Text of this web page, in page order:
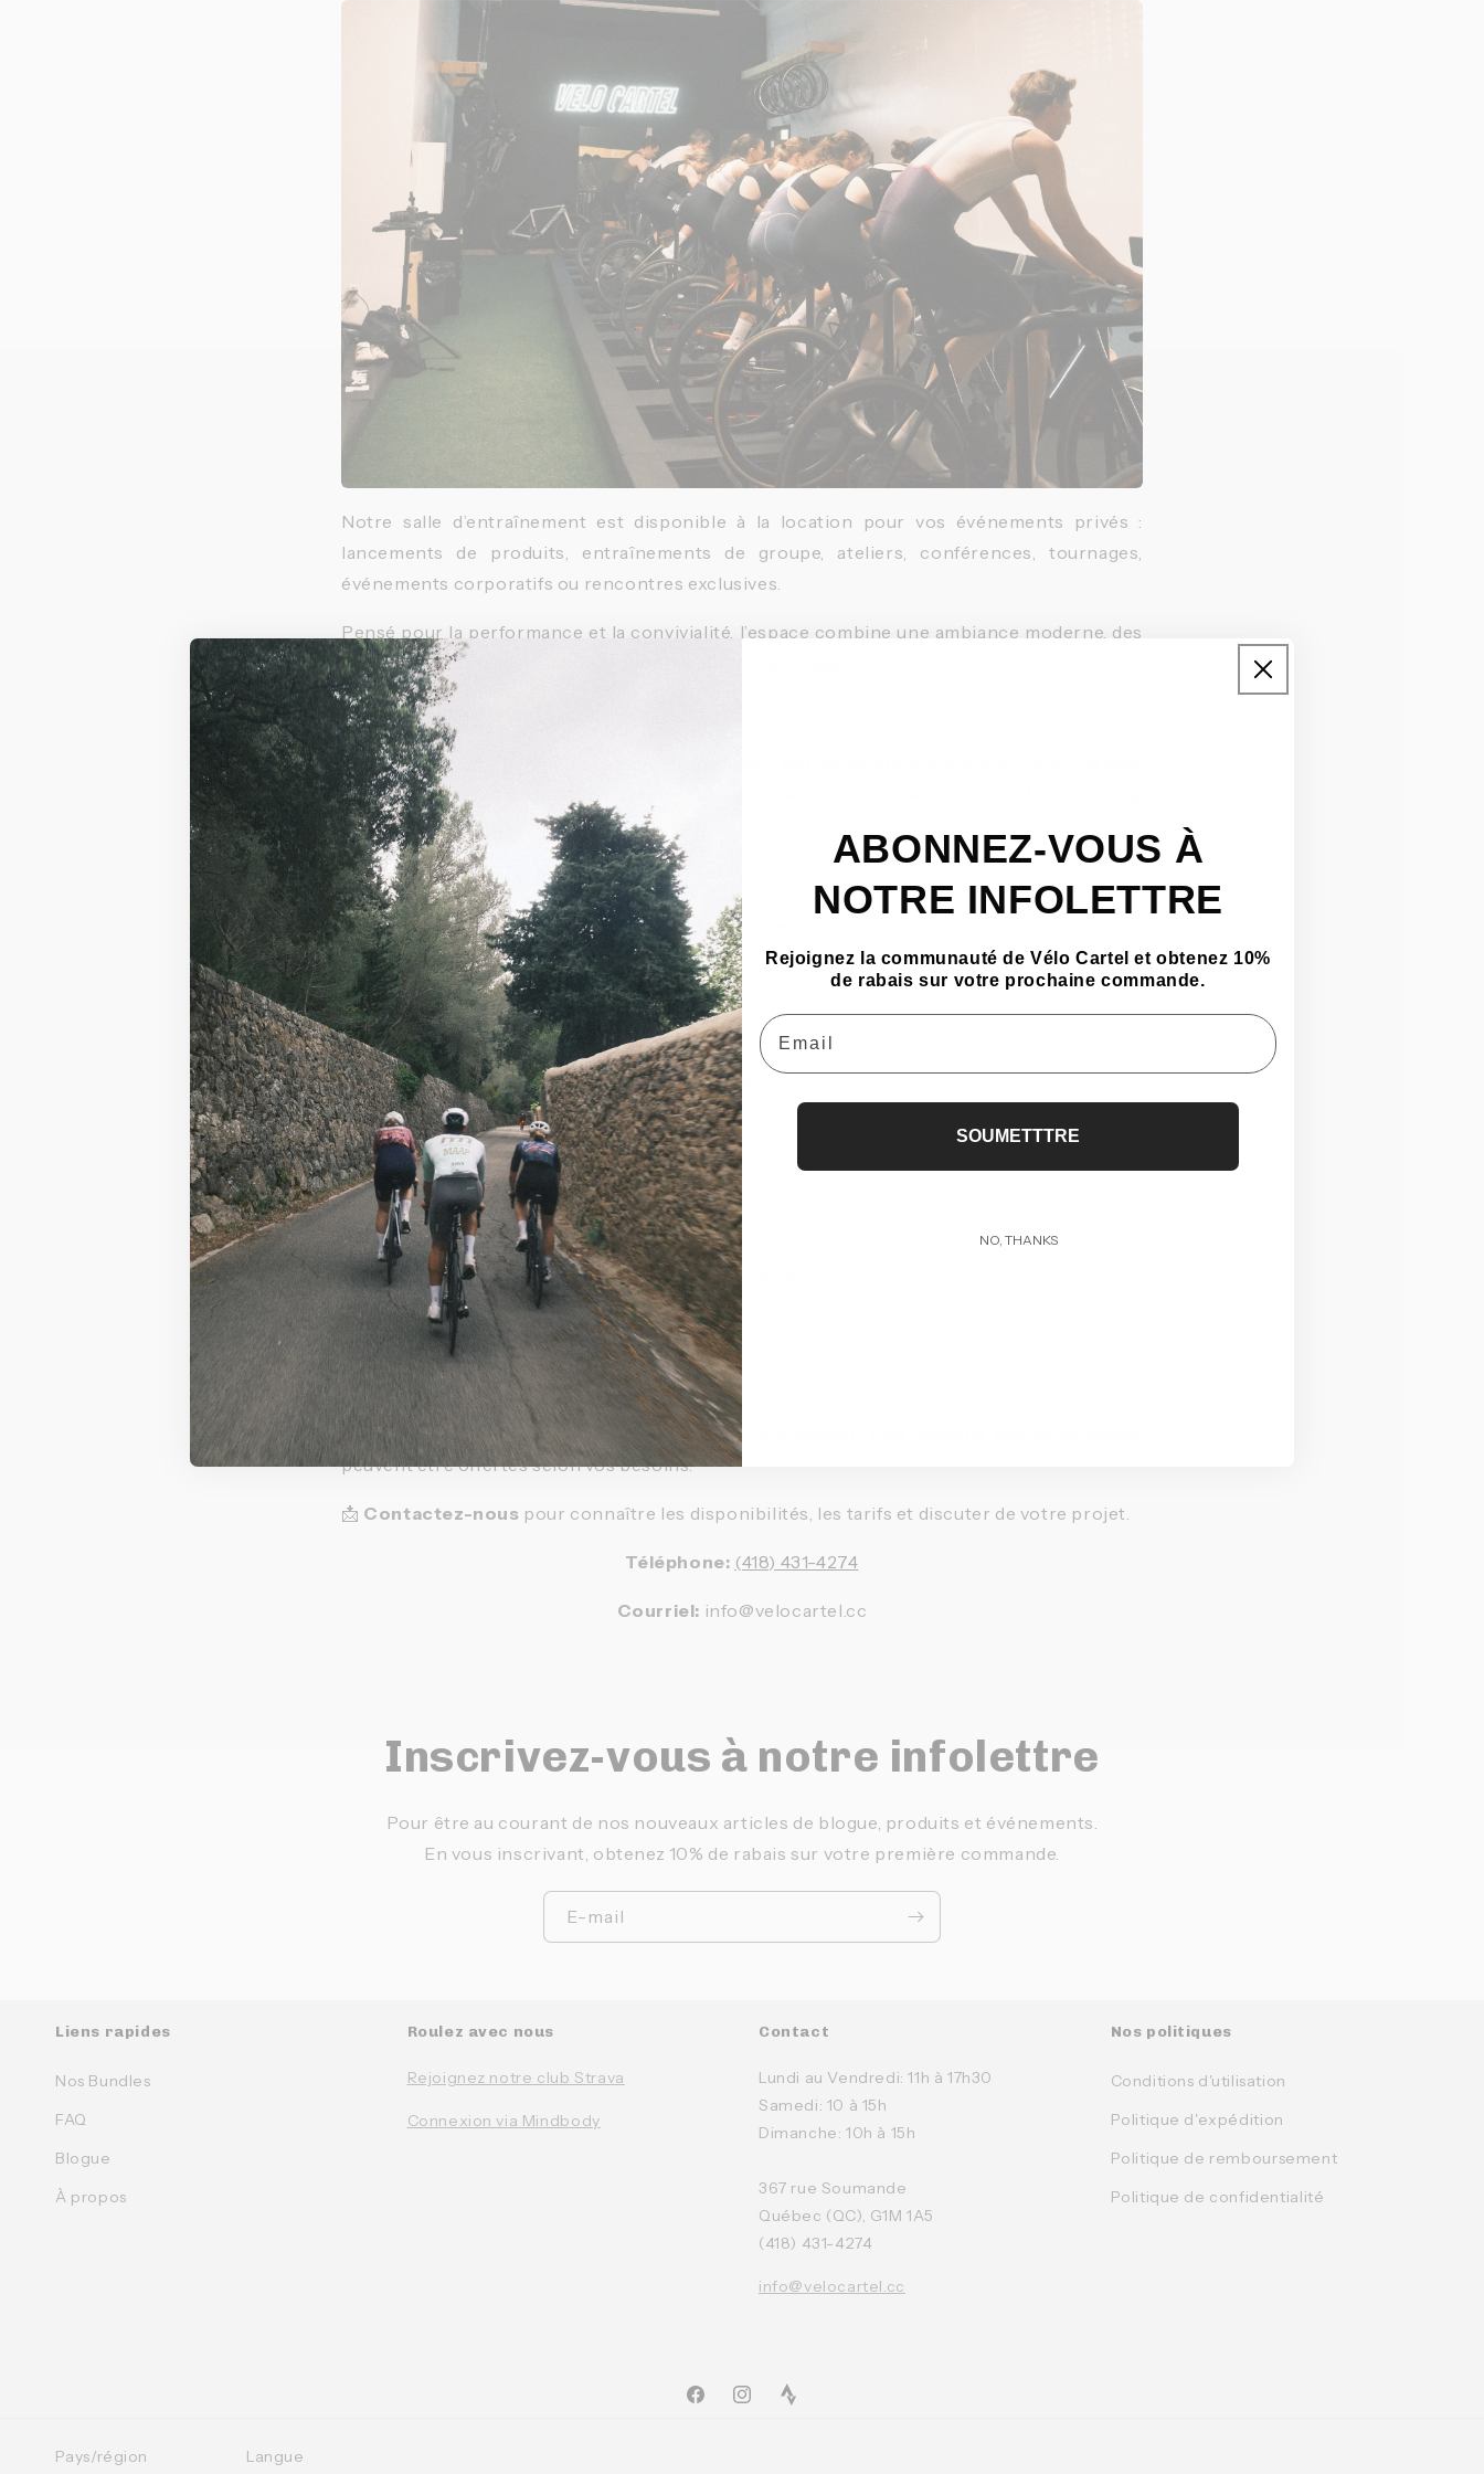
Notre salle d’entraînement est disponible à la location pour vos événements privés :
lancements de produits, entraînements de groupe, ateliers, conférences, tournages,
événements corporatifs ou rencontres exclusives.
Pensé pour la performance et la convivialité, l’espace combine une ambiance moderne, des
installations de qualité et une grande flexibilité d’aménagement.
Un espace polyvalent
La salle peut être configurée selon vos besoins : entraînement fonctionnel, cours dirigés,
présentations, discussions ou événements hybrides. L’environnement est à la fois épuré,
lumineux et propice à l’énergie de groupe.
Équipements et commodités
Espace d’entraînement spacieux et modulable
Équipements sportifs (selon disponibilité)
Système de son
Vestiaires et douches
Aire d’accueil ou de repos
Accès facile et stationnement à proximité
Pour quels types d’événements ?
Entraînements privés ou de groupe
Événements corporatifs et team building
Ateliers, formations et conférences
Lancements de produits ou événements médias
Tournages photo et vidéo
Une expérience clé en main
Nous vous accompagnons dans l’organisation afin d’assurer une expérience fluide et
professionnelle, du montage à la tenue de l’événement. Des options supplémentaires
peuvent être offertes selon vos besoins.
📩 Contactez-nous pour connaître les disponibilités, les tarifs et discuter de votre projet.
Téléphone: (418) 431-4274
Courriel: info@velocartel.cc
Inscrivez-vous à notre infolettre
Pour être au courant de nos nouveaux articles de blogue, produits et événements.
En vous inscrivant, obtenez 10% de rabais sur votre première commande.
E-mail
Liens rapides
Nos Bundles
FAQ
Blogue
À propos
Roulez avec nous
Rejoignez notre club Strava
Connexion via Mindbody
Contact
Lundi au Vendredi: 11h à 17h30
Samedi: 10 à 15h
Dimanche: 10h à 15h
367 rue Soumande
Québec (QC), G1M 1A5
(418) 431-4274
info@velocartel.cc
Nos politiques
Conditions d'utilisation
Politique d'expédition
Politique de remboursement
Politique de confidentialité
FacebookInstagramTikTok
Pays/région Langue
ABONNEZ-VOUS À
NOTRE INFOLETTRE
Rejoignez la communauté de Vélo Cartel et obtenez 10%
de rabais sur votre prochaine commande.
Email
SOUMETTTRE
NO, THANKS